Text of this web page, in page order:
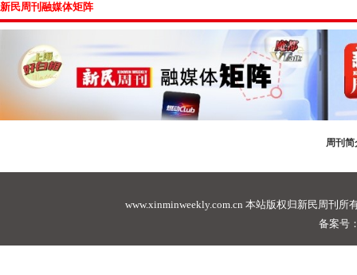
新民周刊融媒体矩阵
周刊简
www.xinminweekly.com.cn 本站版权归新民周刊所
备案号